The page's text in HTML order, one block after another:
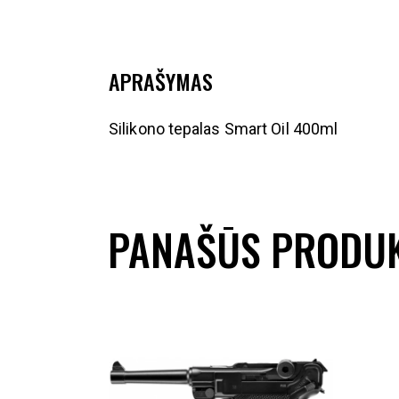
APRAŠYMAS
Silikono tepalas Smart Oil 400ml
PANAŠŪS